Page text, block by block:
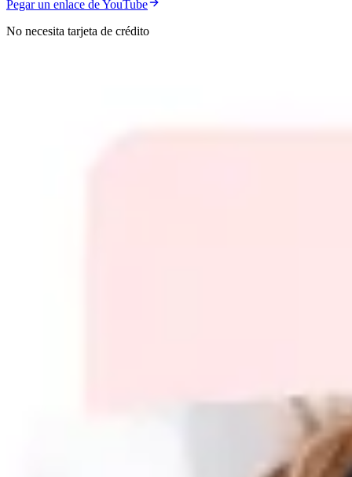
Pegar un enlace de YouTube
No necesita tarjeta de crédito